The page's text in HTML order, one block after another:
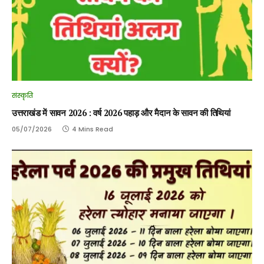
संस्कृति
उत्तराखंड में सावन 2026 : वर्ष 2026 पहाड़ और मैदान के सावन की तिथियां
05/07/2026 4 Mins Read